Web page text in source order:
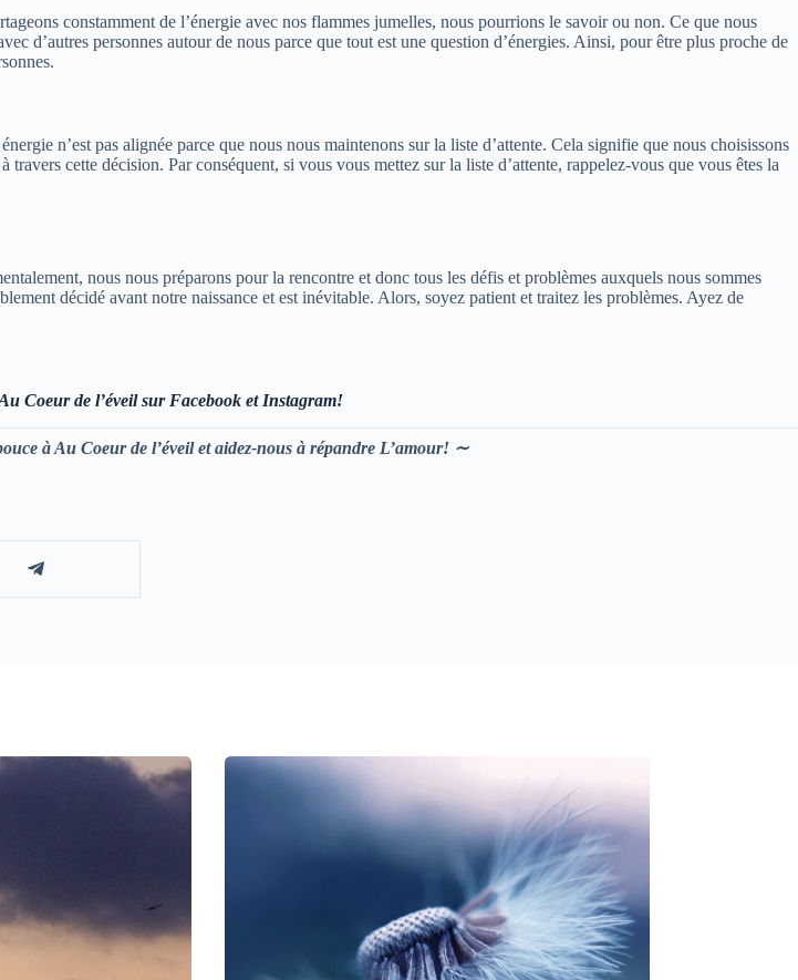
constamment de l’énergie avec nos flammes jumelles, nous pourrions le savoir ou non. Ce que nous
d’autres personnes autour de nous parce que tout est une question d’énergies. Ainsi, pour être plus proche de
n’est pas alignée parce que nous nous maintenons sur la liste d’attente. Cela signifie que nous choisissons
cette décision. Par conséquent, si vous vous mettez sur la liste d’attente, rappelez-vous que vous êtes la
nous nous préparons pour la rencontre et donc tous les défis et problèmes auxquels nous sommes
décidé avant notre naissance et est inévitable. Alors, soyez patient et traitez les problèmes. Ayez de
Coeur de l’éveil sur Facebook et Instagram!
à Au Coeur de l’éveil et aidez-nous à répandre L’amour! ∼